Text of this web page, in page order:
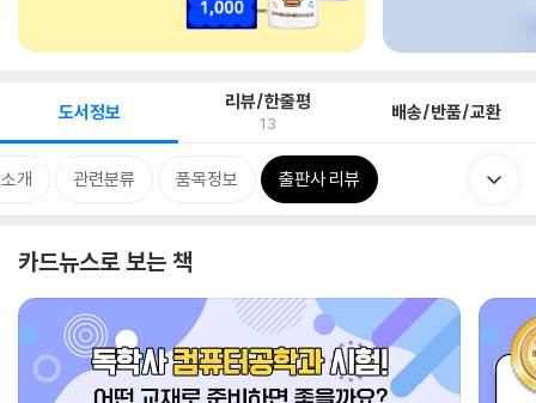
도서정보 리뷰/한줄평
13 배송/반품/교환
개 관련분류 품목정보 출판사 리뷰
카드뉴스로 보는 책